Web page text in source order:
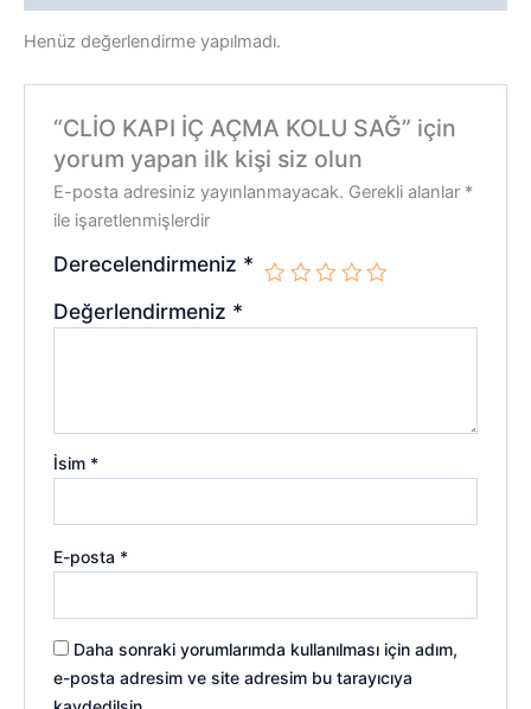
Henüz değerlendirme yapılmadı.
“CLİO KAPI İÇ AÇMA KOLU SAĞ” için
yorum yapan ilk kişi siz olun
E-posta adresiniz yayınlanmayacak. Gerekli alanlar *
ile işaretlenmişlerdir
Derecelendirmeniz *
Değerlendirmeniz *
İsim *
E-posta *
Daha sonraki yorumlarımda kullanılması için adım,
e-posta adresim ve site adresim bu tarayıcıya